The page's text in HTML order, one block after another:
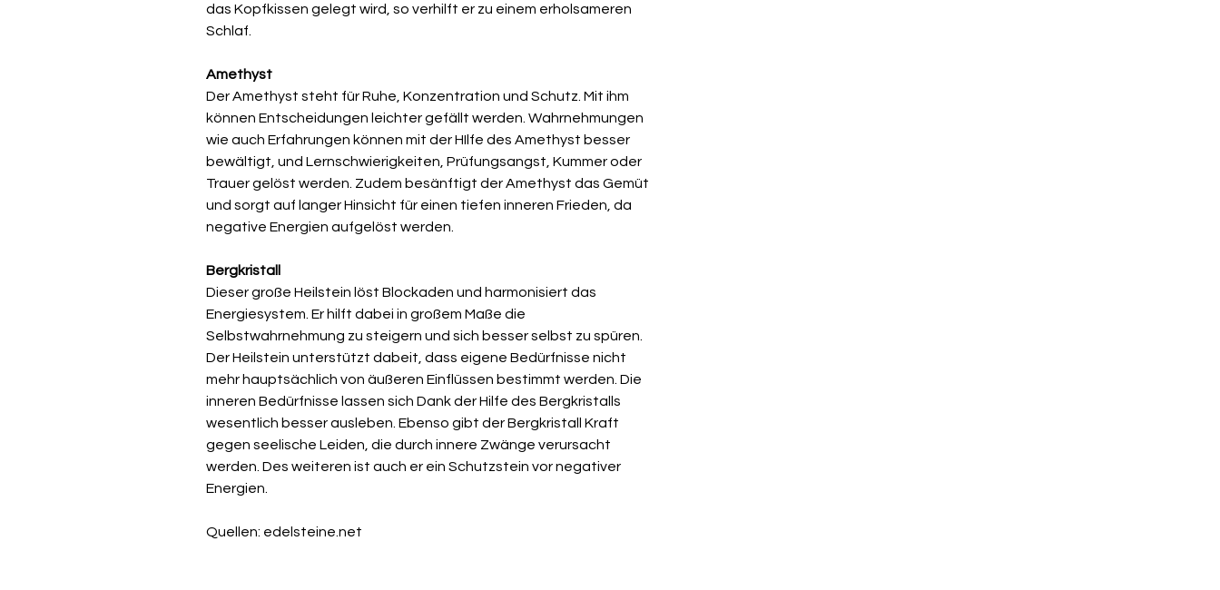
das Kopfkissen gelegt wird, so verhilft er zu einem erholsameren
Schlaf.
Amethyst
Der Amethyst steht für Ruhe, Konzentration und Schutz. Mit ihm
können Entscheidungen leichter gefällt werden. Wahrnehmungen
wie auch Erfahrungen können mit der HIlfe des Amethyst besser
bewältigt, und Lernschwierigkeiten, Prüfungsangst, Kummer oder
Trauer gelöst werden. Zudem besänftigt der Amethyst das Gemüt
und sorgt auf langer Hinsicht für einen tiefen inneren Frieden, da
negative Energien aufgelöst werden.
Bergkristall
Dieser große Heilstein löst Blockaden und harmonisiert das
Energiesystem. Er hilft dabei in großem Maße die
Selbstwahrnehmung zu steigern und sich besser selbst zu spüren.
Der Heilstein unterstützt dabeit, dass eigene Bedürfnisse nicht
mehr hauptsächlich von äußeren Einflüssen bestimmt werden. Die
inneren Bedürfnisse lassen sich Dank der Hilfe des Bergkristalls
wesentlich besser ausleben. Ebenso gibt der Bergkristall Kraft
gegen seelische Leiden, die durch innere Zwänge verursacht
werden. Des weiteren ist auch er ein Schutzstein vor negativer
Energien.
Quellen: edelsteine.net